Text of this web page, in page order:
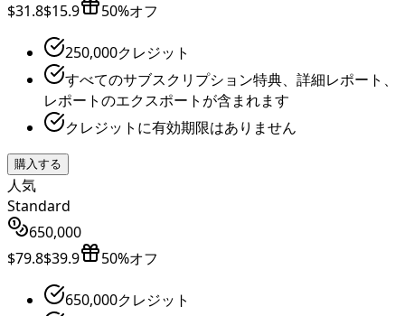
$31.8$15.9 50%オフ
250,000クレジット
すべてのサブスクリプション特典、詳細レポート、
レポートのエクスポートが含まれます
クレジットに有効期限はありません
購入する
人気
Standard
650,000
$79.8$39.9 50%オフ
650,000クレジット